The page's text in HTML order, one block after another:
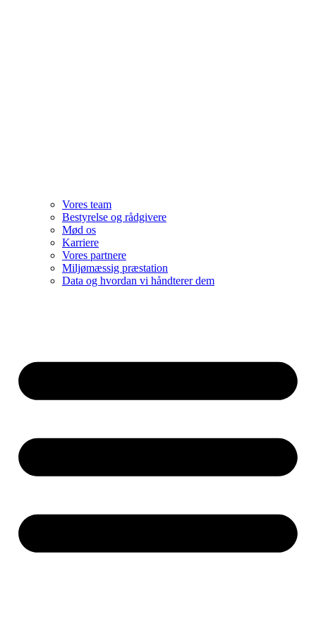
Vores team
Bestyrelse og rådgivere
Mød os
Karriere
Vores partnere
Miljømæssig præstation
Data og hvordan vi håndterer dem